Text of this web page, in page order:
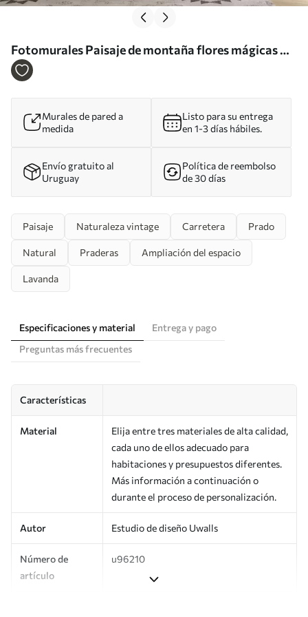
Fotomurales Paisaje de montaña flores mágicas Nr.
u96210
Murales de pared a
medida
Listo para su entrega
en 1-3 días hábiles.
Envío gratuito al
Uruguay
Política de reembolso
de 30 días
Paisaje Naturaleza vintage Carretera Prado
Natural Praderas Ampliación del espacio
Lavanda
Especificaciones y material
Entrega y pago
Preguntas más frecuentes
Características
Material
Elija entre tres materiales de alta calidad,
cada uno de ellos adecuado para
habitaciones y presupuestos diferentes.
Más información a continuación o
durante el proceso de personalización.
Autor Estudio de diseño Uwalls
Número de
artículo
u96210